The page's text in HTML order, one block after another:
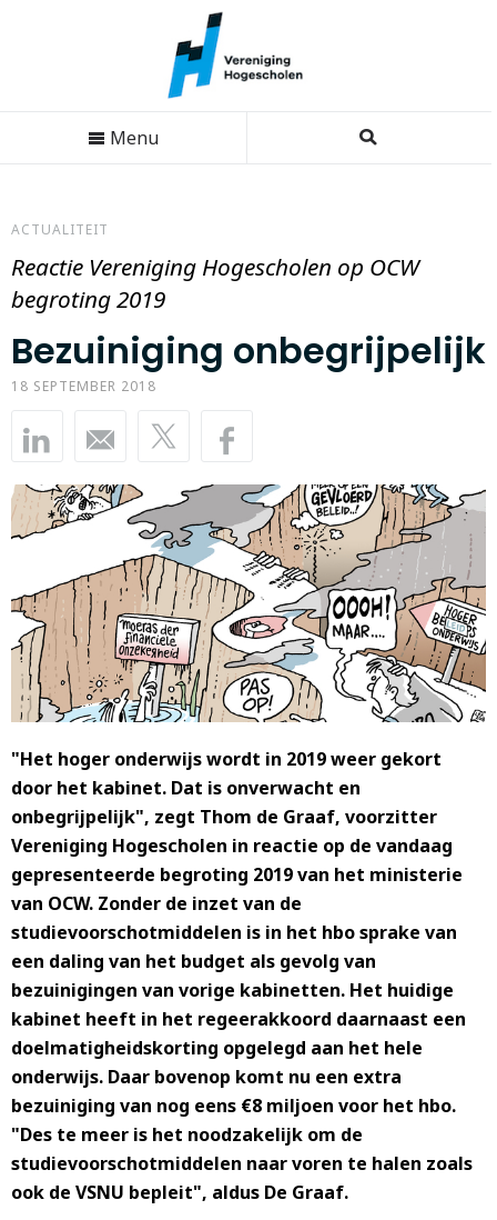
Menu
ACTUALITEIT
Reactie Vereniging Hogescholen op OCW
begroting 2019
Bezuiniging onbegrijpelijk
18 SEPTEMBER 2018
"Het hoger onderwijs wordt in 2019 weer gekort
door het kabinet. Dat is onverwacht en
onbegrijpelijk", zegt Thom de Graaf, voorzitter
Vereniging Hogescholen in reactie op de vandaag
gepresenteerde begroting 2019 van het ministerie
van OCW. Zonder de inzet van de
studievoorschotmiddelen is in het hbo sprake van
een daling van het budget als gevolg van
bezuinigingen van vorige kabinetten. Het huidige
kabinet heeft in het regeerakkoord daarnaast een
doelmatigheidskorting opgelegd aan het hele
onderwijs. Daar bovenop komt nu een extra
bezuiniging van nog eens €8 miljoen voor het hbo.
"Des te meer is het noodzakelijk om de
studievoorschotmiddelen naar voren te halen zoals
ook de VSNU bepleit", aldus De Graaf.